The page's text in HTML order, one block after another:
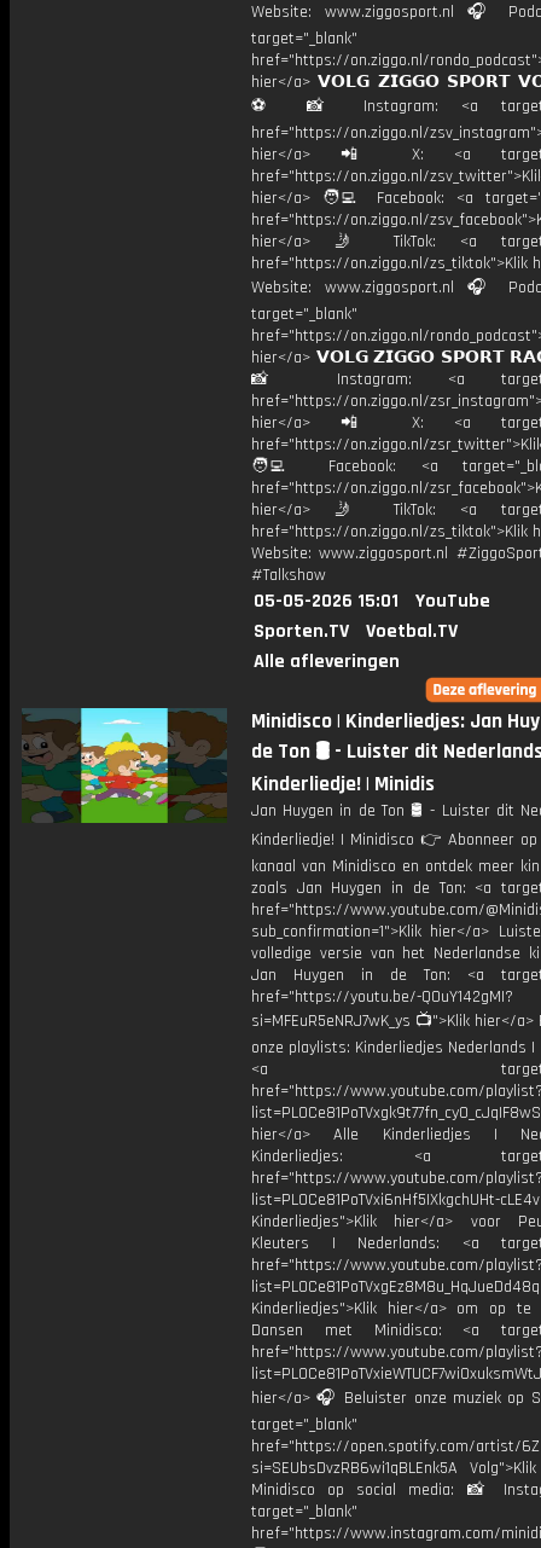
Website: www.ziggosport.nl 🎧
target="_blank"
href="https://on.ziggo.nl/
hier</a> 𝗩𝗢𝗟𝗚 𝗭𝗜𝗚𝗚𝗢 𝗦𝗣𝗢𝗥𝗧
⚽️ 📸 Instagram: <a
href="https://on.ziggo.nl/
hier</a> 📲 X: <a
href="https://on.ziggo.nl/
hier</a> 🧑‍💻 Facebook: <a
href="https://on.ziggo.nl/
hier</a> 🤳 TikTok: <a
href="https://on.ziggo.nl/zs_tiktok">Klik
Website: www.ziggosport.nl 🎧
target="_blank"
href="https://on.ziggo.nl/
hier</a> 𝗩𝗢𝗟𝗚 𝗭𝗜𝗚𝗚𝗢 𝗦𝗣𝗢𝗥𝗧
📸 Instagram: <a
href="https://on.ziggo.nl/
hier</a> 📲 X: <a
href="https://on.ziggo.nl/
🧑‍💻 Facebook: <a
href="https://on.ziggo.nl/
hier</a> 🤳 TikTok: <a
href="https://on.ziggo.nl/zs_tiktok">Klik
Website: www.ziggosport.nl
#Talkshow
05-05-2026 15:01
YouTube
Sporten.TV
Voetbal.TV
Alle afleveringen
Minidisco | Kinderliedjes: Jan
de Ton 🛢️ - Luister dit
Kinderliedje! | Minidis
Jan Huygen in de Ton 🛢️ - Luister dit
Kinderliedje! | Minidisco 👉 Abonneer
kanaal van Minidisco en ontdek meer
zoals Jan Huygen in de Ton: <a
href="https://www.youtube.com/
sub_confirmation=1">Klik hier</a>
volledige versie van het Nederlandse
Jan Huygen in de Ton: <a
href="https://youtu.be/-QOuY142gMI?
si=MFEuR5eNRJ7wK_ys 📺">Klik hier</a>
onze playlists: Kinderliedjes Nederlands |
<a
href="https://www.youtube.com/
hier</a> Alle Kinderliedjes |
Kinderliedjes: <a
href="https://www.youtube.com/
list=PL0Ce81PoTVxi6nHf5IXkgchUHt-
Kinderliedjes">Klik hier</a> voor
Kleuters | Nederlands: <a
href="https://www.youtube.com/
Kinderliedjes">Klik hier</a> om op te
Dansen met Minidisco: <a
href="https://www.youtube.com/
hier</a> 🎧 Beluister onze muziek op
target="_blank"
href="https://open.spotify.com/artist/
si=SEUbsDvzRB6wi1qBLEnk5A
Minidisco op social media: 📸
target="_blank"
href="https://www.instagram.com/